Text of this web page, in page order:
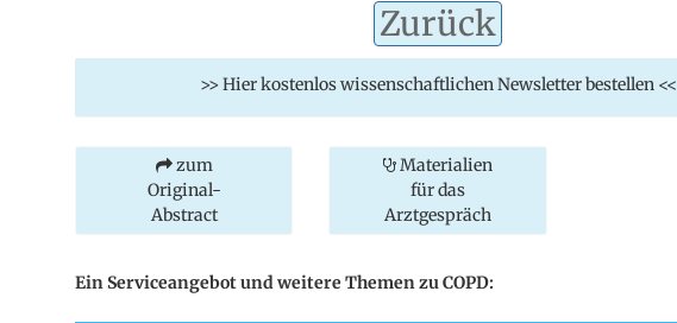
Zurück
>> Hier kostenlos wissenschaftlichen Newsletter bestellen <<
zum
Original-
Abstract
Materialien
für das
Arztgespräch
Ein Serviceangebot und weitere Themen zu COPD: